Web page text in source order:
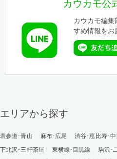
カウカモ公
カウカモ編集
すめ情報をお
エリアから探す
表参道･青山 麻布･広尾 渋谷･恵比寿･
下北沢･三軒茶屋
東横線･目黒線 駒沢･